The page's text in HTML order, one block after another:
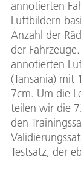
annotierten
Luftbildern
Anzahl der
der
annotierten
(Tansania) mit
7cm. Um die
teilen wir die
den
Testsatz, der